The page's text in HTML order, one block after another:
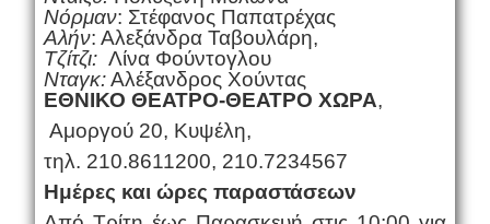
Νόρμαν: Στέφανος Παπατρέχας
Αλήν: Αλεξάνδρα Ταβουλάρη,
Τζίτζι:Λίνα Φούντογλου
Νταγκ:Αλέξανδρος Χούντας
ΕΘΝΙΚΟ ΘΕΑΤΡΟ-ΘΕΑΤΡΟ ΧΩΡΑ,
Αμοργού 20, Κυψέλη,
τηλ. 210.8611200, 210.7234567
Ημέρες και ώρες παραστάσεων